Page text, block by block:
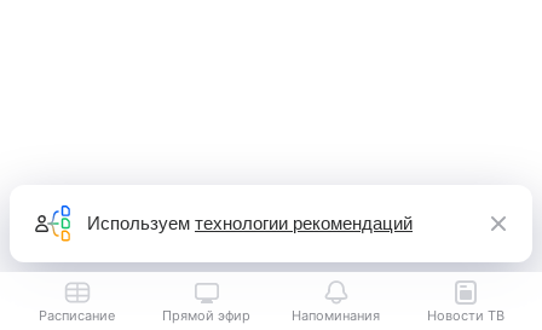
Расписание Прямой эфир Напоминания Новости ТВ
Используем технологии рекомендаций